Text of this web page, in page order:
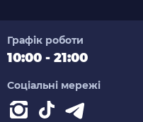
Графік роботи
10:00 - 21:00
Соціальні мережі